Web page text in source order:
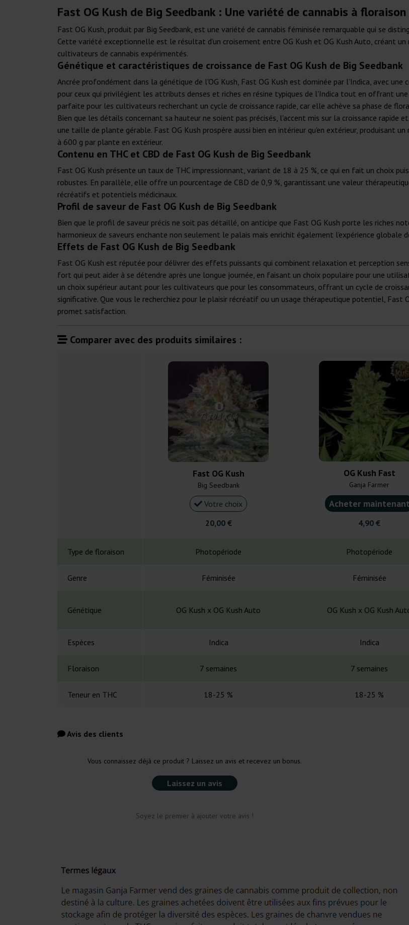
Fast OG Kush de Big Seedbank : Une variété de cannabis à
Fast OG Kush, produit par Big Seedbank, est une variété de cannabis féminisée remarquable qui se
Cette variété exceptionnelle est le résultat d'un croisement entre OG Kush et OG Kush Auto, créant
cultivateurs de cannabis expérimentés.
Génétique et caractéristiques de croissance de Fast OG Kush de Big Seedbank
Ancrée profondément dans la génétique de l'OG Kush, Fast OG Kush est dominée par l'Indica, avec
pour ceux qui privilégient les attributs denses et riches en résine typiques de l'Indica tout en offrant
parfaite pour les cultivateurs recherchant un cycle de croissance rapide, car elle achève sa phase de
Bien que les détails concernant sa hauteur ne soient pas précisés, l'accent mis sur la croissance rapide
une taille de plante gérable. Fast OG Kush prospère aussi bien en intérieur qu'en extérieur, produisant
à 600 g par plante en extérieur.
Contenu en THC et CBD de Fast OG Kush de Big Seedbank
Fast OG Kush présente un taux de THC impressionnant, variant de 18 à 25 %, ce qui en fait un choix
robustes. En parallèle, elle offre un pourcentage de CBD de 0,9 %, garantissant une valeur
récréatifs et potentiels médicinaux.
Profil de saveur de Fast OG Kush de Big Seedbank
Bien que le profil de saveur précis ne soit pas détaillé, on anticipe que Fast OG Kush porte les riches
harmonieux de saveurs enchante non seulement le palais mais enrichit également l'expérience globale
Effets de Fast OG Kush de Big Seedbank
Fast OG Kush est réputée pour délivrer des effets puissants qui combinent relaxation et perception
fort qui peut aider à se détendre après une longue journée, en faisant un choix populaire pour une
un choix supérieur autant pour les cultivateurs que pour les consommateurs, offrant un cycle de
significative. Que vous le recherchiez pour le plaisir récréatif ou un usage thérapeutique potentiel, Fast
promet satisfaction.
Comparer avec des produits similaires :
Fast OG Kush
Big Seedbank
Votre choix
20,00 €
OG Kush Fast
Ganja Farmer
Acheter maintenant
4,90 €
Type de floraison Photopériode Photopériode
Genre Féminisée Féminisée
Génétique OG Kush x OG Kush Auto OG Kush x OG Kush
Espèces Indica Indica
Floraison 7 semaines 7 semaines
Teneur en THC 18-25 % 18-25 %
Avis des clients
Vous connaissez déjà ce produit ? Laissez un avis et recevez un bonus.
Laissez un avis
Soyez le premier à ajouter votre avis !